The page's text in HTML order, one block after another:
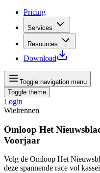
Pricing
Services
Resources
Download
Toggle navigation menu
Toggle theme
Login
Wielrennen
Omloop Het
Voorjaar
Volg de Omloop Het
deze spannende race vol